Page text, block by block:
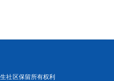
社区保留所有权利